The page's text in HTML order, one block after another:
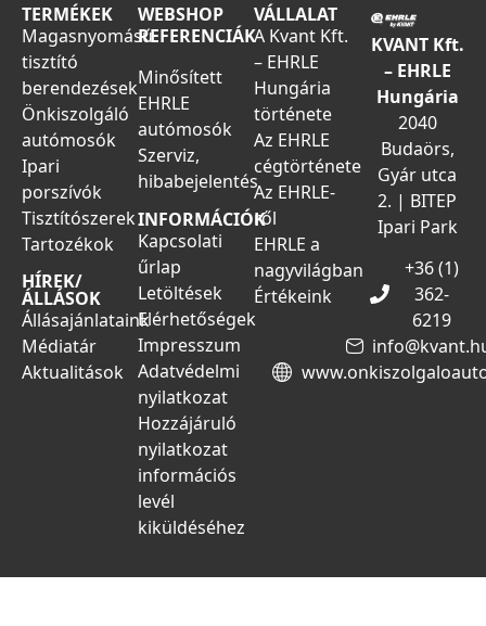
TERMÉKEK
Magasnyomású
tisztító
berendezések
Önkiszolgáló
autómosók
Ipari
porszívók
Tisztítószerek
Tartozékok
HÍREK/
ÁLLÁSOK
Állásajánlataink
Médiatár
Aktualitások
WEBSHOP
REFERENCIÁK
Minősített
EHRLE
autómosók
Szerviz,
hibabejelentés
INFORMÁCIÓK
Kapcsolati
űrlap
Letöltések
Elérhetőségek
Impresszum
Adatvédelmi
nyilatkozat
Hozzájáruló
nyilatkozat
információs
levél
kiküldéséhez
VÁLLALAT
A Kvant Kft.
– EHRLE
Hungária
története
Az EHRLE
cégtörténete
Az EHRLE-
ről
EHRLE a
nagyvilágban
Értékeink
KVANT Kft.
– EHRLE
Hungária
2040
Budaörs,
Gyár utca
2. | BITEP
Ipari Park
+36 (1)
362-
6219